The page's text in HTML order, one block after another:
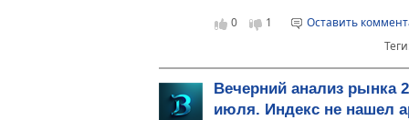
08:20 - Фьючерс на газ,
09:07 - DXY, US10Y, VIX,
09:44 - TMF, Биткойн, Apple, Tesla,
10:35 - Итоги по рынку акций
0 1
Оставить
Вечерний анализ рынка 2
июля. Индекс не нашел